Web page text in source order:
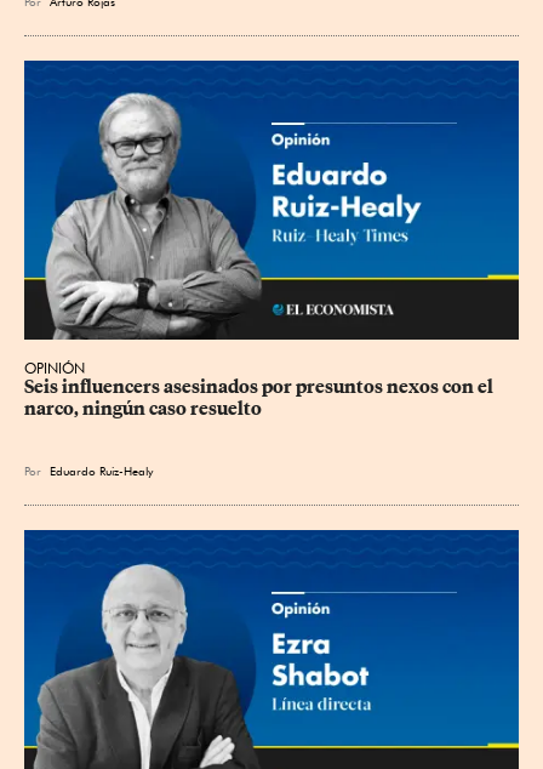
OPINIÓN
Seis influencers asesinados por presuntos nexos con el
narco, ningún caso resuelto
Por Eduardo Ruiz-Healy